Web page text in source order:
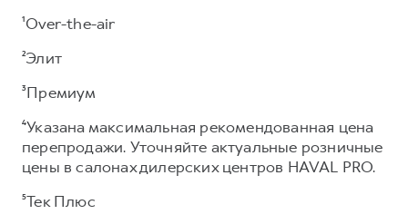
¹Over-the-air
²Элит
³Премиум
⁴Указана максимальная рекомендованная цена
перепродажи. Уточняйте актуальные розничные
цены в салонах дилерских центров HAVAL PRO.
⁵Тек Плюс